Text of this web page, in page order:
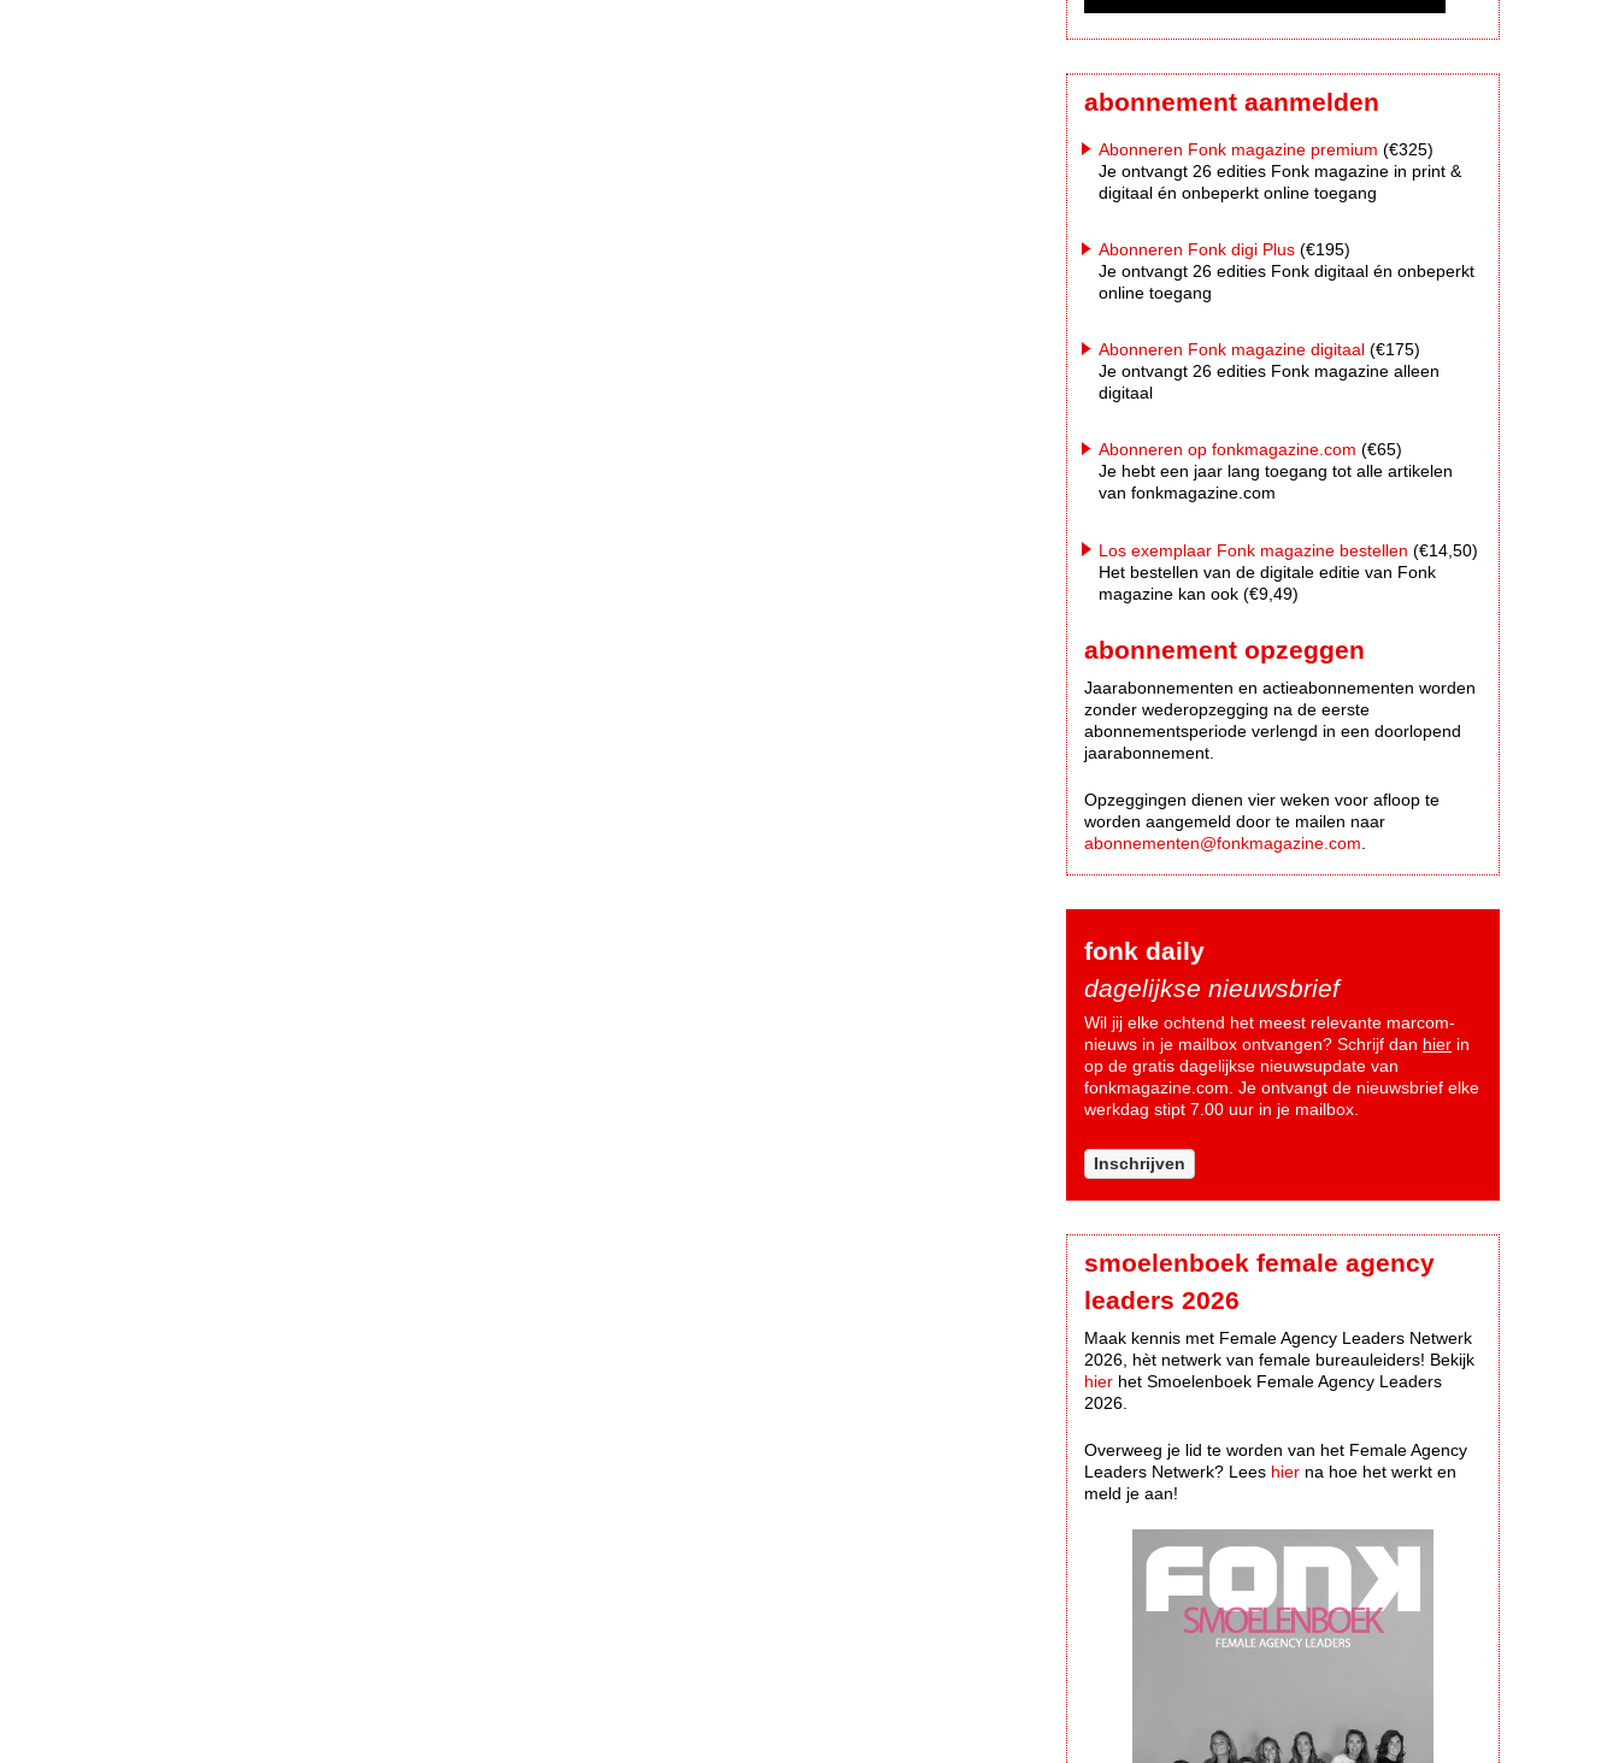
abonnement aanmelden
Abonneren Fonk magazine premium (€325)
Je ontvangt 26 edities Fonk magazine in print &
digitaal én onbeperkt online toegang
Abonneren Fonk digi Plus (€195)
Je ontvangt 26 edities Fonk digitaal én onbeperkt
online toegang
Abonneren Fonk magazine digitaal (€175)
Je ontvangt 26 edities Fonk magazine alleen
digitaal
Abonneren op fonkmagazine.com (€65)
Je hebt een jaar lang toegang tot alle artikelen
van fonkmagazine.com
Los exemplaar Fonk magazine bestellen (€14,50)
Het bestellen van de digitale editie van Fonk
magazine kan ook (€9,49)
abonnement opzeggen
Jaarabonnementen en actieabonnementen worden
zonder wederopzegging na de eerste
abonnementsperiode verlengd in een doorlopend
jaarabonnement.
Opzeggingen dienen vier weken voor afloop te
worden aangemeld door te mailen naar
abonnementen@fonkmagazine.com
fonk daily
dagelijkse nieuwsbrief
Wil jij elke ochtend het meest relevante marcom-
nieuws in je mailbox ontvangen? Schrijf dan hier in
op de gratis dagelijkse nieuwsupdate van
fonkmagazine.com. Je ontvangt de nieuwsbrief elke
werkdag stipt 7.00 uur in je mailbox.
Inschrijven
smoelenboek female agency
leaders 2026
Maak kennis met Female Agency Leaders Netwerk
2026, hèt netwerk van female bureauleiders! Bekijk
hier het Smoelenboek Female Agency Leaders
2026.
Overweeg je lid te worden van het Female Agency
Leaders Netwerk? Lees hier na hoe het werkt en
meld je aan!